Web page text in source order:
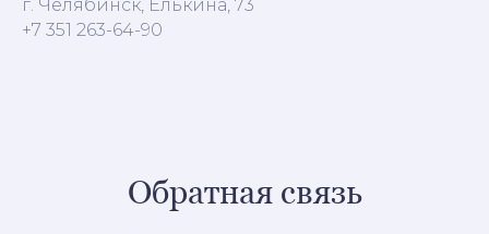
г. Челябинск, Елькина, 73
+7 351 263-64-90
Обратная связь